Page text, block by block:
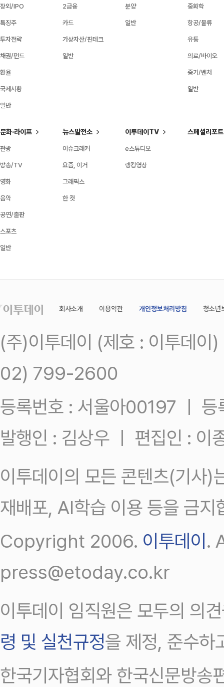
장외/IPO
특징주
투자전략
채권/펀드
환율
국제시황
일반
2금융
카드
가상자산/핀테크
일반
분양
일반
중화학
항공/물류
유통
의료/바이오
중기/벤처
일반
문화·라이프
관광
방송/TV
영화
음악
공연/출판
스포츠
일반
뉴스발전소
이슈크래커
요즘, 이거
그래픽스
한 컷
이투데이TV
e스튜디오
랭킹영상
스페셜리포트
회사소개 이용약관 개인정보처리방침 청소년
(주)이투데이 (제호 : 이투데
02) 799-2600
등록번호 : 서울아00197 ㅣ
발행인 : 김상우 ㅣ 편집인 : 이
이투데이의 모든 콘텐츠(기사)
재배포, AI학습 이용 등을 금지
Copyright 2006. 이투데이.
press@etoday.co.kr
이투데이 임직원은 모두의 의
령 및 실천규정을 제정, 준수하
한국기자협회와 한국신문방송